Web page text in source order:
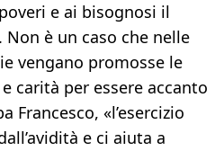
e ai bisognosi il
è un caso che nelle
vengano promosse le
carità per essere accanto
Francesco, «l’esercizio
e ci aiuta a